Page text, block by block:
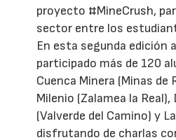
proyecto #MineCrush,
sector entre los
En esta segunda edición
participado más de 120
Cuenca Minera (Minas
Milenio (Zalamea la Real),
(Valverde del Camino) y
disfrutando de charlas